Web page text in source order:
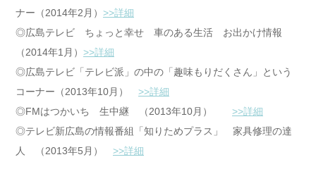
ナー（2014年2月） >>詳細
◎広島テレビ ちょっと幸せ 車のある生活 お出かけ情報
（2014年1月） >>詳細
◎広島テレビ「テレビ派」の中の「趣味もりだくさん」という
コーナー（2013年10月） >>詳細
◎FMはつかいち 生中継 （2013年10月） >>詳細
◎テレビ新広島の情報番組「知りためプラス」 家具修理の達
人 （2013年5月） >>詳細